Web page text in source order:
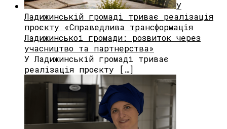
У
Ладижинській громаді триває реалізація
проєкту «Справедлива трансформація
Ладижинської громади: розвиток через
учасництво та партнерства»
У Ладижинській громаді триває
реалізація проєкту […]